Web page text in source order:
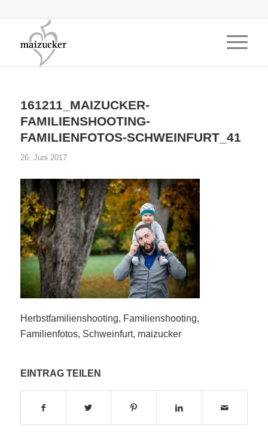
161211_MAIZUCKER-
FAMILIENSHOOTING-
FAMILIENFOTOS-SCHWEINFURT_41
26. Juni 2017
Herbstfamilienshooting, Familienshooting,
Familienfotos, Schweinfurt, maizucker
EINTRAG TEILEN